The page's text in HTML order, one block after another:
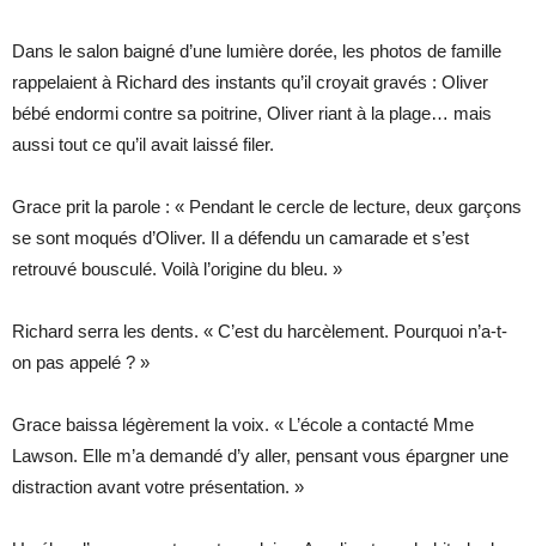
Dans le salon baigné d’une lumière dorée, les photos de famille
rappelaient à Richard des instants qu’il croyait gravés : Oliver
bébé endormi contre sa poitrine, Oliver riant à la plage… mais
aussi tout ce qu’il avait laissé filer.
Grace prit la parole : « Pendant le cercle de lecture, deux garçons
se sont moqués d’Oliver. Il a défendu un camarade et s’est
retrouvé bousculé. Voilà l’origine du bleu. »
Richard serra les dents. « C’est du harcèlement. Pourquoi n’a-t-
on pas appelé ? »
Grace baissa légèrement la voix. « L’école a contacté Mme
Lawson. Elle m’a demandé d’y aller, pensant vous épargner une
distraction avant votre présentation. »